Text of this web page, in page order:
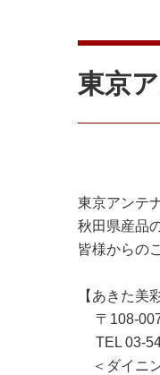
東京
東京アンテ
秋田県産品
皆様からの
【あきた美
〒108-
TEL 03-
＜ダイニ